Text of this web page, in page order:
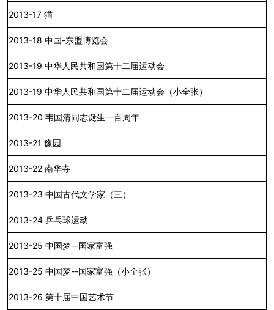
2013-17 猫
2013-18 中国-东盟博览会
2013-19 中华人民共和国第十二届运动会
2013-19 中华人民共和国第十二届运动会（小全张）
2013-20 韦国清同志诞生一百周年
2013-21 豫园
2013-22 南华寺
2013-23 中国古代文学家（三）
2013-24 乒乓球运动
2013-25 中国梦--国家富强
2013-25 中国梦--国家富强（小全张）
2013-26 第十届中国艺术节